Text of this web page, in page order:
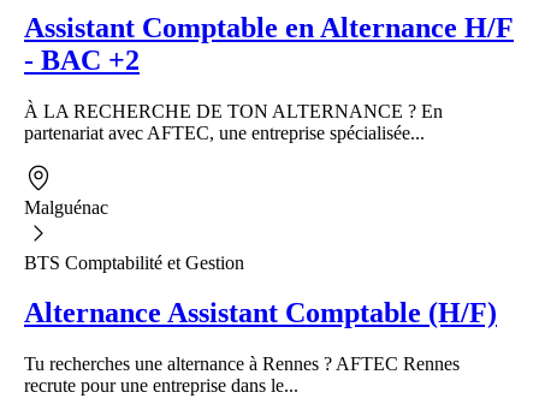
Assistant Comptable en Alternance H/F
- BAC +2
À LA RECHERCHE DE TON ALTERNANCE ? En
partenariat avec AFTEC, une entreprise spécialisée...
Malguénac
BTS Comptabilité et Gestion
Alternance Assistant Comptable (H/F)
Tu recherches une alternance à Rennes ? AFTEC Rennes
recrute pour une entreprise dans le...